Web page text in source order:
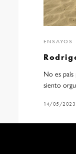
ENSAYOS
No es país
siento
14/05/2023